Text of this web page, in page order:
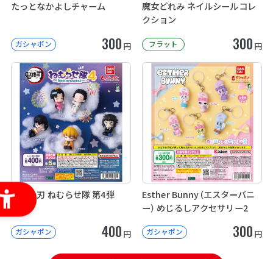
たっとなかよしチャーム
ガシャポン 300 円
魔女どれみ ネイルシールコレ
クション
フラット 300 円
鬼滅の刃 ねむらせ隊 第4弾
ガシャポン 400 円
Esther Bunny（エスターバニ
ー） めじるしアクセサリー2
ガシャポン 300 円